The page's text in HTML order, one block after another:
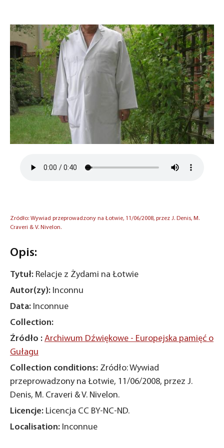
Zródło: Wywiad przeprowadzony na Łotwie, 11/06/2008, przez J. Denis, M.
Craveri & V. Nivelon.
Opis:
Tytuł: Relacje z Żydami na Łotwie
Autor(zy): Inconnu
Data: Inconnue
Collection:
Źródło : Archiwum Dźwiękowe - Europejska pamięć o
Gułagu
Collection conditions: Zródło: Wywiad
przeprowadzony na Łotwie, 11/06/2008, przez J.
Denis, M. Craveri & V. Nivelon.
Licencje: Licencja CC BY-NC-ND.
Localisation: Inconnue